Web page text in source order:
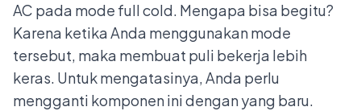
AC pada mode full cold. Mengapa bisa begitu?
Karena ketika Anda menggunakan mode
tersebut, maka membuat puli bekerja lebih
keras. Untuk mengatasinya, Anda perlu
mengganti komponen ini dengan yang baru.